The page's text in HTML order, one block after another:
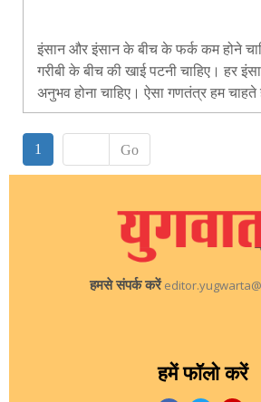
इंसान और इंसान के बीच के फर्क कम होने
गरीबी के बीच की खाई पटनी चाहिए। हर
अनुभव होना चाहिए। ऐसा गणतंत्र हम
राष्ट्रभाषा हो, उसमें देशी भाषाएं सम्मिलित
सामाजिक कार्यकर्ता रघु ठाकुर से सौरव राय
संपादित अंश-..
1 Go
हमसे संपर्क करें
हमें फॉलो करें